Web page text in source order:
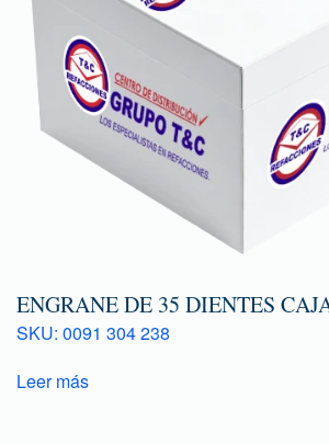
ENGRANE DE 35 DIENTES
SKU: 0091 304 238
Leer más